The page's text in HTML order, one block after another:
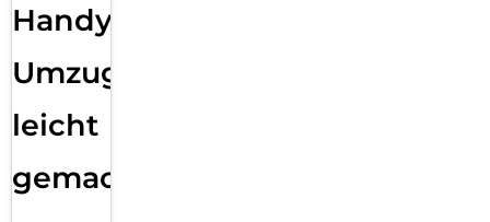
Handy
Umzug
leicht
gemacht!